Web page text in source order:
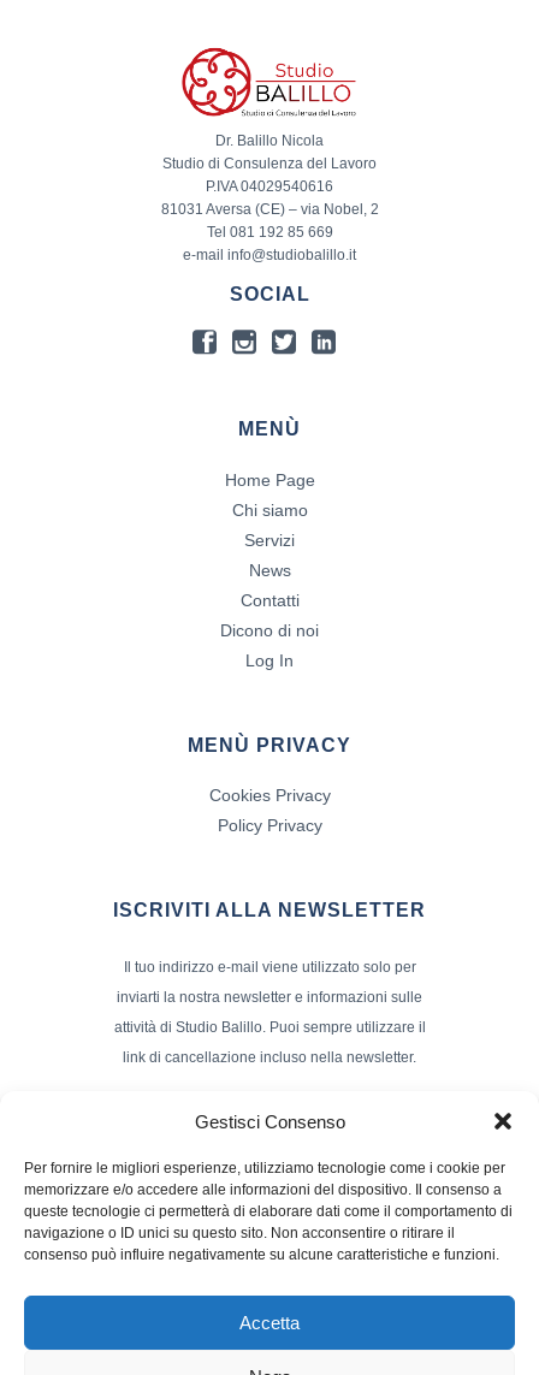
Gestisci Consenso
Per fornire le migliori esperienze, utilizziamo tecnologie come i cookie per
memorizzare e/o accedere alle informazioni del dispositivo. Il consenso a
queste tecnologie ci permetterà di elaborare dati come il comportamento di
navigazione o ID unici su questo sito. Non acconsentire o ritirare il
consenso può influire negativamente su alcune caratteristiche e funzioni.
Accetta
Dr. Balillo Nicola
Studio di Consulenza del Lavoro
P.IVA 04029540616
81031 Aversa (CE) – via Nobel, 2
Tel 081 192 85 669
e-mail info@studiobalillo.it
SOCIAL
MENÙ
Home Page
Chi siamo
Servizi
News
Contatti
Dicono di noi
Log In
MENÙ PRIVACY
Cookies Privacy
Policy Privacy
ISCRIVITI ALLA NEWSLETTER
Il tuo indirizzo e-mail viene utilizzato solo per
inviarti la nostra newsletter e informazioni sulle
attività di Studio Balillo. Puoi sempre utilizzare il
link di cancellazione incluso nella newsletter.
Nome e Cognome